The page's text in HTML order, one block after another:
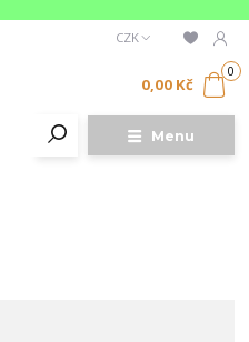
Menu
CZK
0
0,00 Kč